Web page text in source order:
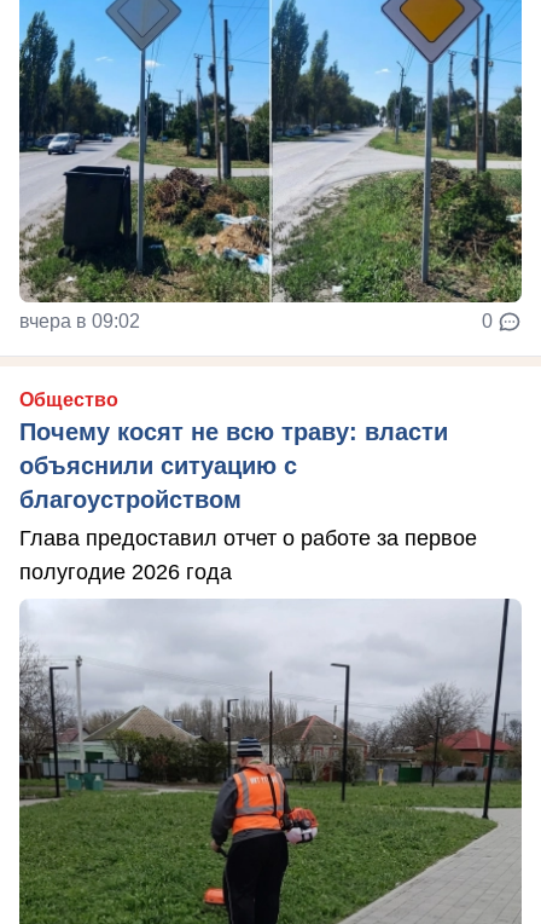
вчера в 09:02 0
Общество
Почему косят не всю траву: власти
объяснили ситуацию с
благоустройством
Глава предоставил отчет о работе за первое
полугодие 2026 года